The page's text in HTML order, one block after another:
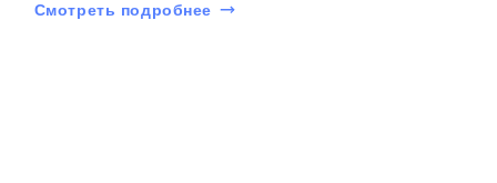
Смотреть подробнее